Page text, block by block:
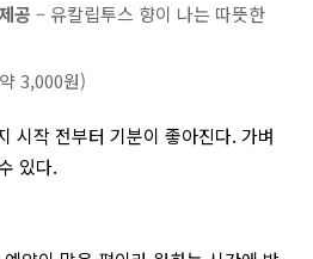
공 – 유칼립투스 향이 나는 따뜻한
3,000원)
시작 전부터 기분이 좋아진다. 가벼
있다.